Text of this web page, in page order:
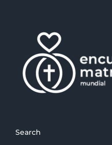
Search